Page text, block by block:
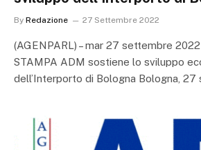
By Redazione 27 Settembre 2022
(AGENPARL) – mar 27 settembre
STAMPA ADM sostiene lo sviluppo
dell’Interporto di Bologna Bologna,